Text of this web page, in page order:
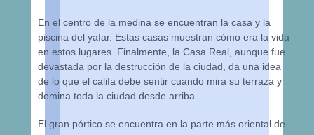
En el centro de la medina se encuentran la casa y la
piscina del yafar. Estas casas muestran cómo era la vida
en estos lugares. Finalmente, la Casa Real, aunque fue
devastada por la destrucción de la ciudad, da una idea
de lo que el califa debe sentir cuando mira su terraza y
domina toda la ciudad desde arriba.
El gran pórtico se encuentra en la parte más oriental de